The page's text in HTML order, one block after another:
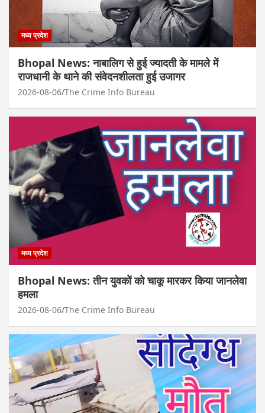
मध्य प्रदेश
Bhopal News: नाबालिग से हुई ज्यादती के मामले में
राजधानी के थाने की संवेदनशीलता हुई उजागर
2026-08-06 The Crime Info Bureau
मध्य प्रदेश
Bhopal News: तीन युवकों को चाकू मारकर किया जानलेवा
हमला
2026-08-06 The Crime Info Bureau